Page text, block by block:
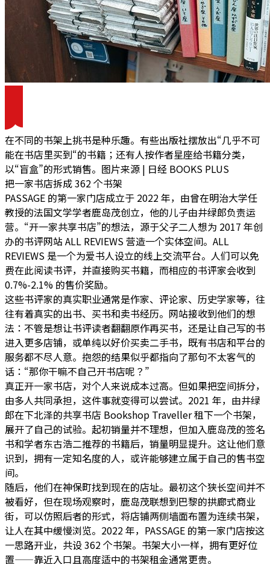
在不同的书架上挑书是种乐趣。有些出版社摆放出“几乎不可
能在书店里买到“的书籍；还有人按作者星座给书籍分类，
以“盲盒”的形式销售。图片来源 | 日经 BOOKS PLUS
把一家书店拆成 362 个书架
PASSAGE 的第一家门店成立于 2022 年，由曾在明治大学任
教授的法国文学学者鹿岛茂创立，他的儿子由井绿郎负责运
营。 “开一家共享书店”的想法，源于父子二人想为 2017 年创
办的书评网站 ALL REVIEWS 营造一个实体空间。ALL
REVIEWS 是一个为爱书人设立的线上交流平台。人们可以免
费在此阅读书评，并直接购买书籍，而相应的书评家会收到
0.7%-2.1% 的售价奖励。
这些书评家的真实职业通常是作家、评论家、历史学家等，往
往有着真实的出书、买书和卖书经历。网站接收到他们的想
法：不管是想让书评读者翻翻原作再买书，还是让自己写的书
进入更多店铺，或单纯以好价买卖二手书， 既有书店和平台的
服务都不尽人意。 抱怨的结果似乎都指向了那句不太客气的
话：“那你干嘛不自己开书店呢？”
真正开一家书店，对个人来说成本过高。但如果把空间拆分，
由多人共同承担，这件事就变得可以尝试。 2021 年，由井绿
郎在下北泽的共享书店 Bookshop Traveller 租下一个书架，
展开了自己的试验。起初销量并不理想，但加入鹿岛茂的签名
书和学者东古浩二推荐的书籍后，销量明显提升。这让他们意
识到， 拥有一定知名度的人，或许能够建立属于自己的售书空
间。
随后，他们在神保町找到现在的店址。最初这个狭长空间并不
被看好，但在现场观察时，鹿岛茂联想到巴黎的拱廊式商业
街，可以仿照后者的形式，将店铺两侧墙面布置为连续书架，
让人在其中缓慢浏览。2022 年，PASSAGE 的第一家门店按这
一思路开业，共设 362 个书架。书架大小一样，拥有更好位
置——靠近入口且高度适中的书架租金通常更贵。